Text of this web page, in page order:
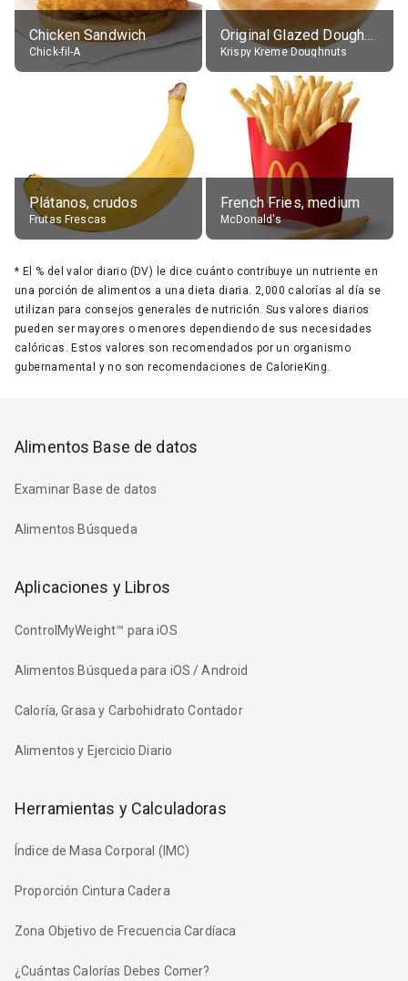
Chicken Sandwich
Chick-fil-A
Original Glazed Doughnut
Krispy Kreme Doughnuts
Plátanos, crudos
Frutas Frescas
French Fries, medium
McDonald's
* El % del valor diario (DV) le dice cuánto contribuye un nutriente en
una porción de alimentos a una dieta diaria. 2,000 calorías al día se
utilizan para consejos generales de nutrición. Sus valores diarios
pueden ser mayores o menores dependiendo de sus necesidades
calóricas. Estos valores son recomendados por un organismo
gubernamental y no son recomendaciones de CalorieKing.
Alimentos Base de datos
Examinar Base de datos
Alimentos Búsqueda
Aplicaciones y Libros
ControlMyWeight™ para iOS
Alimentos Búsqueda para iOS / Android
Caloría, Grasa y Carbohidrato Contador
Alimentos y Ejercicio Diario
Herramientas y Calculadoras
Índice de Masa Corporal (IMC)
Proporción Cintura Cadera
Zona Objetivo de Frecuencia Cardíaca
¿Cuántas Calorías Debes Comer?